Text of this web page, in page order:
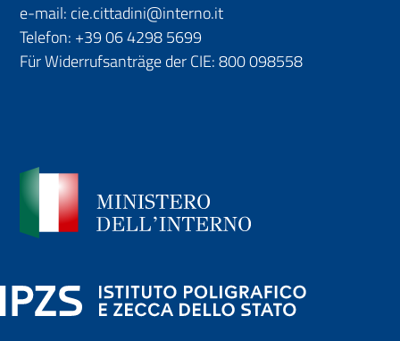
e-mail: cie.cittadini@interno.it
Telefon: +39 06 4298 5699
Für Widerrufsanträge der CIE:800 098558